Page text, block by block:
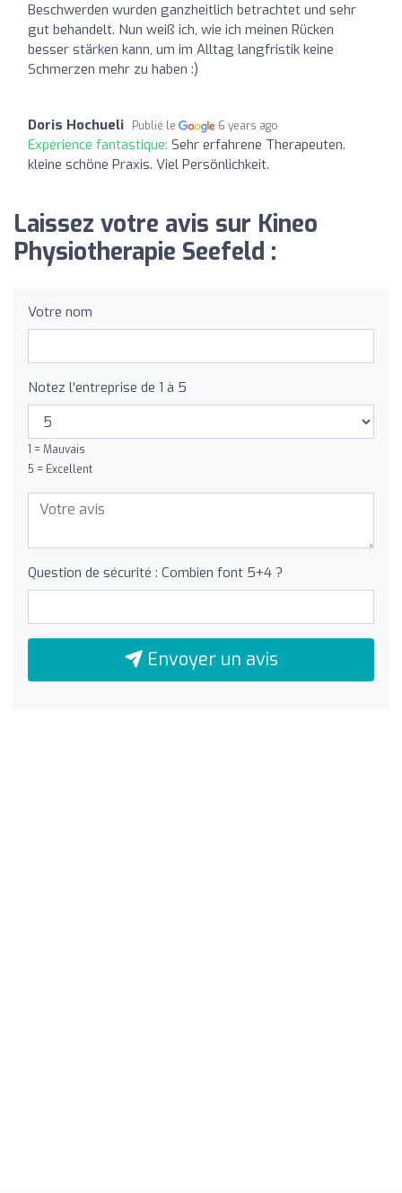
Beschwerden wurden ganzheitlich betrachtet und sehr
gut behandelt. Nun weiß ich, wie ich meinen Rücken
besser stärken kann, um im Alltag langfristik keine
Schmerzen mehr zu haben :)
Doris Hochueli Publié le 6 years ago
Expérience fantastique: Sehr erfahrene Therapeuten.
kleine schöne Praxis. Viel Persönlichkeit.
Laissez votre avis sur Kineo
Physiotherapie Seefeld :
Votre nom
Notez l'entreprise de 1 à 5
1 = Mauvais
5 = Excellent
Question de sécurité : Combien font 5+4 ?
Envoyer un avis